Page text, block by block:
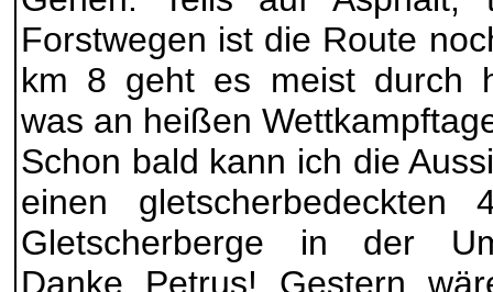
Forstwegen ist die Route
km 8 geht es meist durch
was an heißen
Schon bald kann ich die
einen gletscherbedeckten
Gletscherberge in der
Danke Petrus! Gestern